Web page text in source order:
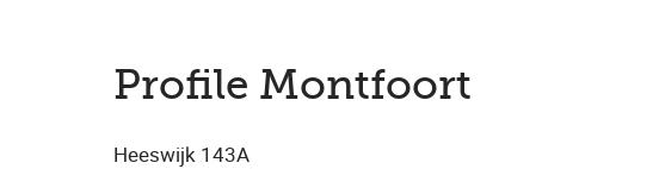
Profile Montfoort
Heeswijk 143A